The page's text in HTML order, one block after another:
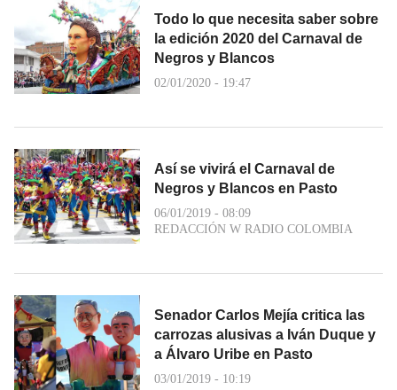
Todo lo que necesita saber sobre
la edición 2020 del Carnaval de
Negros y Blancos
02/01/2020 - 19:47
Así se vivirá el Carnaval de
Negros y Blancos en Pasto
06/01/2019 - 08:09
REDACCIÓN W RADIO COLOMBIA
Senador Carlos Mejía critica las
carrozas alusivas a Iván Duque y
a Álvaro Uribe en Pasto
03/01/2019 - 10:19